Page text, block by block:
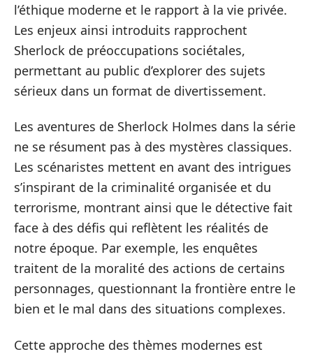
l’éthique moderne et le rapport à la vie privée.
Les enjeux ainsi introduits rapprochent
Sherlock de préoccupations sociétales,
permettant au public d’explorer des sujets
sérieux dans un format de divertissement.
Les aventures de Sherlock Holmes dans la série
ne se résument pas à des mystères classiques.
Les scénaristes mettent en avant des intrigues
s’inspirant de la criminalité organisée et du
terrorisme, montrant ainsi que le détective fait
face à des défis qui reflètent les réalités de
notre époque. Par exemple, les enquêtes
traitent de la moralité des actions de certains
personnages, questionnant la frontière entre le
bien et le mal dans des situations complexes.
Cette approche des thèmes modernes est